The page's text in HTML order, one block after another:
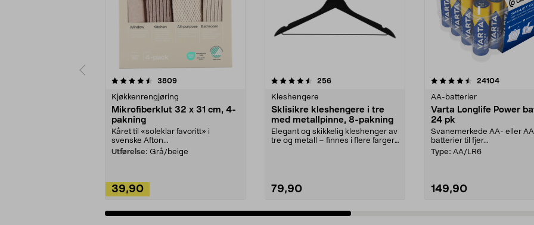
3809anmeldelser
Kjøkkenrengjøring
Mikrofiberklut 32 x 31 cm, 4-
pakning
Kåret til «soleklar favoritt» i
svenske Afton...
Utførelse: Grå/beige
39,90
4.5av 5 stjerner 256anmeldelser
Kleshengere
Sklisikre kleshengere i tre
med metallpinne, 8-pakning
Elegant og skikkelig kleshenger av
tre og metall – finnes i flere farger.
79,90
4.5av 5 stjerner 24104
AA-batterier
Varta Longlife Power
24 pk
Svanemerkede AA- eller
batterier til fjer...
Type: AA/LR6
149,90
4.5av 5 stjerner